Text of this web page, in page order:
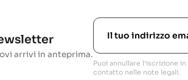
arrivi in anteprima.
Puoi annullare l'iscrizione
contatto nelle note legali.